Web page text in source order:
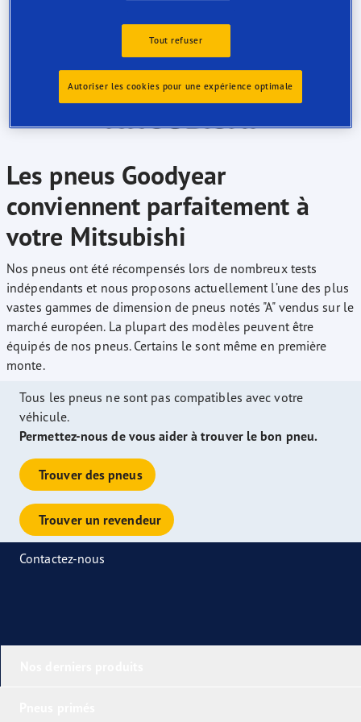
Les pneus Goodyear
conviennent parfaitement à
votre Mitsubishi
Nos pneus ont été récompensés lors de nombreux tests
indépendants et nous proposons actuellement l’une des plus
vastes gammes de dimension de pneus notés "A" vendus sur le
marché européen. La plupart des modèles peuvent être
équipés de nos pneus. Certains le sont même en première
monte.
Tous les pneus ne sont pas compatibles avec votre
véhicule.
Permettez-nous de vous aider à trouver le bon pneu.
Trouver des pneus
Trouver un revendeur
Contactez-nous
Tout refuser
Autoriser les cookies pour une expérience optimale